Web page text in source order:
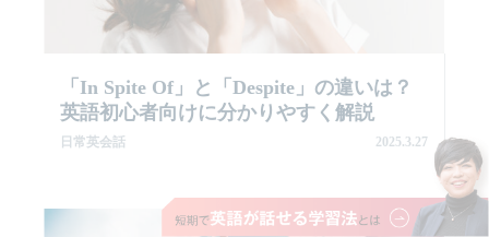
「in Spite Of」と「despite」の違いは？
英語初心者向けに分かりやすく解説
日常英会話 2025.3.27